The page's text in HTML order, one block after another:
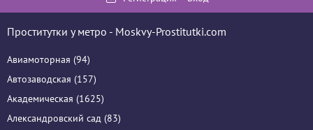
Проститутки у метро - Moskvy-Prostitutki.com
Авиамоторная (94)
Автозаводская (157)
Академическая (1625)
Александровский сад (83)